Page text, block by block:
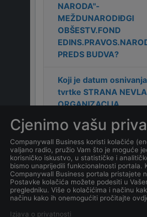
NARODA''-
MEŽDUNARODIĐGI
OBŠESTV.FOND
PREDS BUDVA?
Koji je datum osnivanja
tvrtke STRANA
ORGANIZACIJA
''MEĐUNARODNI
DRUŠTVENI FOND
JEDINSTVA
NARODA''-
MEŽDUNARODIĐGI
OBŠESTV.FOND
PREDS BUDVA?
Cjenimo vašu
Companywall Business koristi kolačiće
valjano radio, pružio Vam što je moguće
korisničko iskustvo, u statističke i
bismo unaprijedili funkcionalnosti portala.
Companywall Business portala pristajete
Postavke kolačića možete podesiti u
pregledniku. Više o kolačićima i načinu
načinu kako ih onemogućiti pročitajte
Izjava o privatnosti